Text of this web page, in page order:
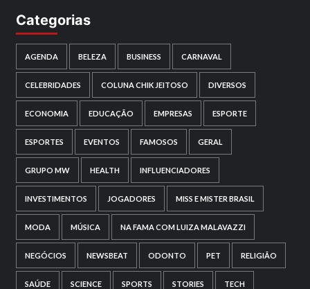
Categorias
AGENDA BELEZA BUSINESS CARNAVAL
CELEBRIDADES COLUNA CHIK JEITOSO DIVERSOS
ECONOMIA EDUCAÇÃO EMPRESAS ESPORTE
ESPORTES EVENTOS FAMOSOS GERAL
GRUPO MW HEALTH INFLUENCIADORES
INVESTIMENTOS JOGADORES MISS E MISTER BRASIL
MODA MÚSICA NA FAMA COM LUIZA MALAVAZZI
NEGÓCIOS NEWSBEAT ODONTO PET RELIGIÃO
SAÚDE SCIENCE SPORTS STORIES TECH